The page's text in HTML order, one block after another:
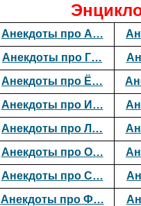
Анекдоты про А…
Анекдоты про Г…
Анекдоты про Ё…
Анекдоты про И…
Анекдоты про Л…
Анекдоты про О…
Анекдоты про С…
Анекдоты про Ф…